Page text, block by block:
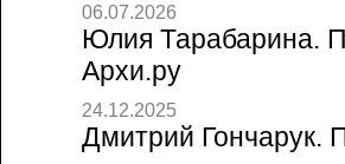
06.07.2026
Юлия Тарабарина.
Архи.ру
24.12.2025
Дмитрий Гончарук.